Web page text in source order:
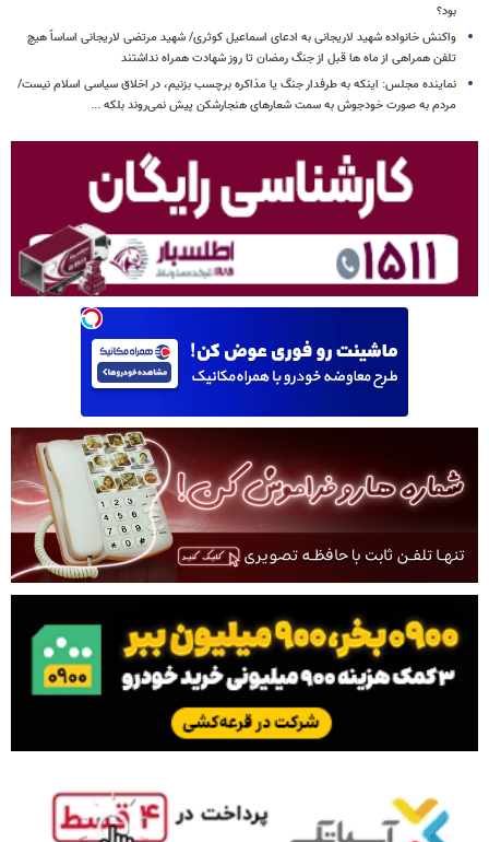
بود؟
واکنش خانواده شهید لاریجانی به ادعای اسماعیل کوثری/ شهید مرتضی لاریجانی اساساً هیچ
تلفن همراهی از ماه ها قبل از جنگ رمضان تا روز شهادت همراه نداشتند
نماینده مجلس: اینکه به طرفدار جنگ یا مذاکره برچسب بزنیم، در اخلاق سیاسی اسلام نیست/
مردم به صورت خودجوش به سمت شعارهای هنجارشکن پیش نمی‌روند بلکه ...